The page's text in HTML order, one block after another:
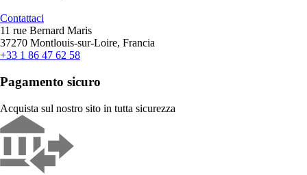
Contattaci
11 rue Bernard Maris
37270 Montlouis-sur-Loire, Francia
+33 1 86 47 62 58
Pagamento sicuro
Acquista sul nostro sito in tutta sicurezza